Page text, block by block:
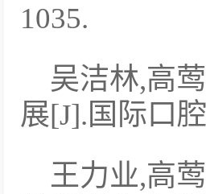
1035.
吴洁林,高莺
展[J].国际口
王力业,高莺